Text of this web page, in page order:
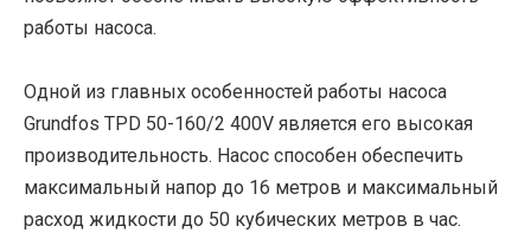
работы насоса.
Одной из главных особенностей работы насоса
Grundfos TPD 50-160/2 400V является его высокая
производительность. Насос способен обеспечить
максимальный напор до 16 метров и максимальный
расход жидкости до 50 кубических метров в час.